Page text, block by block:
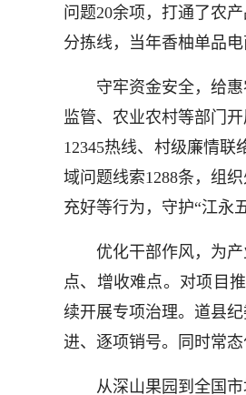
问题20余项，打通了农
分拣线，当年香柚单品
守牢资金安全，给惠
监管、农业农村等部门
12345热线、村级廉情
域问题线索1288条，组
充好等行为，守护“江永
优化干部作风，为产
点、增收难点。对项目
续开展专项治理。道县
进、逐项销号。同时常
从深山果园到全国市